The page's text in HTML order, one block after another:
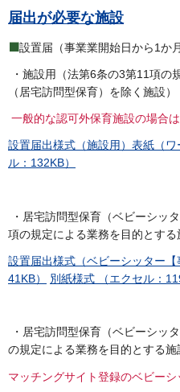
届出が必要な施設
設置届（事業業開始日から1か
・施設用（法第6条の3第11項の
（居宅訪問型保育）を除く施設）
一般的な認可外保育施設の場合
設置届出様式（施設用）表紙（ワ
ル：132KB）
・居宅訪問型保育（ベビーシッ
項の規定による業務を目的とする
設置届出様式（ベビーシッター【
41KB）
別紙様式 （エクセル：
・居宅訪問型保育（ベビーシッ
の規定による業務を目的とする施
マッチングサイト登録のベビー